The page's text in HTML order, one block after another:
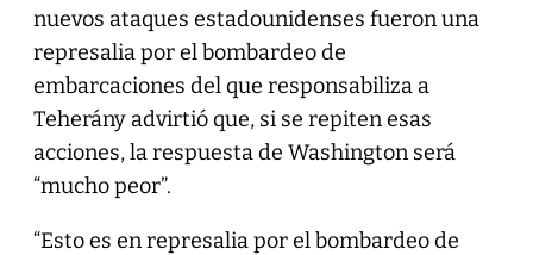
nuevos ataques estadounidenses fueron una
represalia por el bombardeo de
embarcaciones del que responsabiliza a
Teherány advirtió que, si se repiten esas
acciones, la respuesta de Washington será
“mucho peor”.
“Esto es en represalia por el bombardeo de